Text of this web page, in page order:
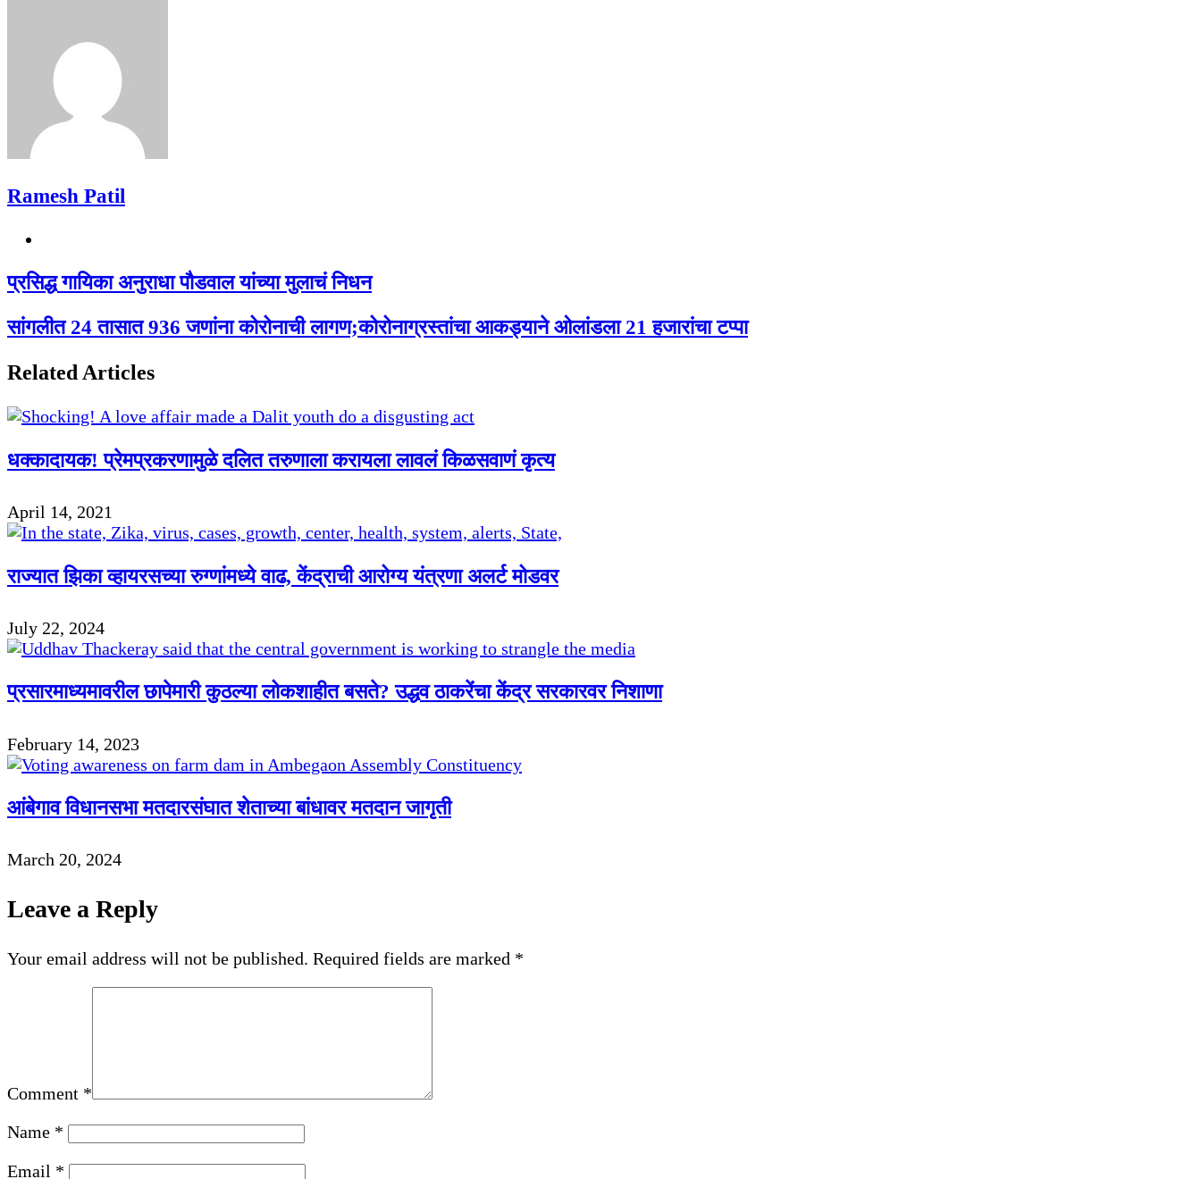
Ramesh Patil
प्रसिद्ध गायिका अनुराधा पौडवाल यांच्या मुलाचं निधन
सांगलीत 24 तासात 936 जणांना कोरोनाची लागण;कोरोनाग्रस्तांचा आकड्याने ओलांडला 21 हजारांचा टप्पा
Related Articles
धक्कादायक! प्रेमप्रकरणामुळे दलित तरुणाला करायला लावलं किळसवाणं कृत्य
April 14, 2021
राज्यात झिका व्हायरसच्या रुग्णांमध्ये वाढ, केंद्राची आरोग्य यंत्रणा अलर्ट मोडवर
July 22, 2024
प्रसारमाध्यमावरील छापेमारी कुठल्या लोकशाहीत बसते? उद्धव ठाकरेंचा केंद्र सरकारवर निशाणा
February 14, 2023
आंबेगाव विधानसभा मतदारसंघात शेताच्या बांधावर मतदान जागृती
March 20, 2024
Leave a Reply
Your email address will not be published. Required fields are marked *
Comment *
Name *
Email *